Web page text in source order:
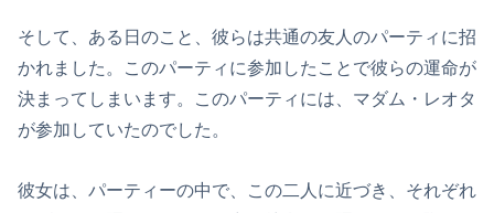
そして、ある日のこと、彼らは共通の友人のパーティに招
かれました。このパーティに参加したことで彼らの運命が
決まってしまいます。このパーティには、マダム・レオタ
が参加していたのでした。
彼女は、パーティーの中で、この二人に近づき、それぞれ